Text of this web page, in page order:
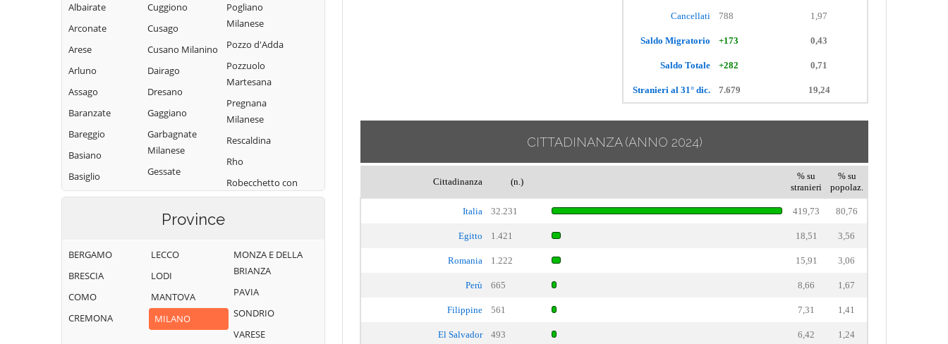
Albairate
Arconate
Arese
Arluno
Assago
Baranzate
Bareggio
Basiano
Basiglio
Bellinzago
Besate
Binasco
Boffalora sopra
Ticino
Cuggiono
Cusago
Cusano Milanino
Dairago
Dresano
Gaggiano
Garbagnate
Milanese
Gessate
Gorgonzola
Grezzago
Inveruno
Inzago
Lacchiarella
Lainate
Pogliano
Milanese
Pozzo d'Adda
Pozzuolo
Martesana
Pregnana
Milanese
Rescaldina
Rho
Robecchetto con
Induno
Rodano
Rosate
Rozzano
San Colombano
al Lambro
Province
BERGAMO
BRESCIA
COMO
CREMONA
LECCO
LODI
MANTOVA
MILANO
MONZA E DELLA
BRIANZA
PAVIA
SONDRIO
VARESE
Cancellati 788 1,97
Saldo Migratorio +173 0,43
Saldo Totale +282 0,71
Stranieri al 31° dic. 7.679 19,24
CITTADINANZA (ANNO 2024)
Cittadinanza (n.)
% su
stranieri
% su
popolaz.
Italia 32.231 419,73 80,76
Egitto 1.421 18,51 3,56
Romania 1.222 15,91 3,06
Perù 665 8,66 1,67
Filippine 561 7,31 1,41
El Salvador 493 6,42 1,24